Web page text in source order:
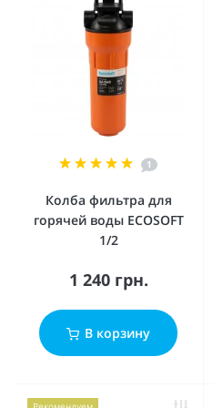
1
Колба фильтра для
горячей воды ECOSOFT
1/2
1 240 грн.
В корзину